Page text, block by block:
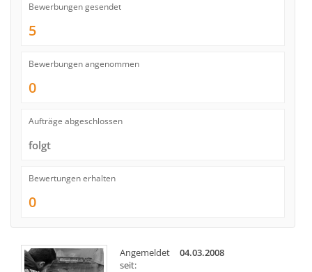
Bewerbungen gesendet
5
Bewerbungen angenommen
0
Aufträge abgeschlossen
folgt
Bewertungen erhalten
0
Angemeldet
seit:
04.03.2008